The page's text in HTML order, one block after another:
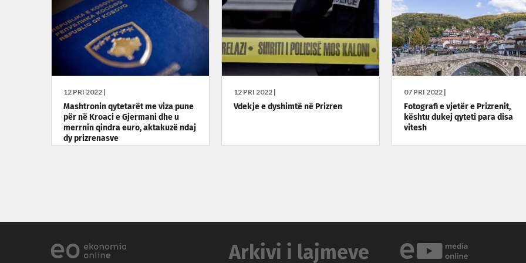
12 PRI 2022 |
Mashtronin qytetarët me viza pune
për në Kroaci e Gjermani dhe u
merrnin qindra euro, aktakuzë ndaj
dy prizrenasve
12 PRI 2022 |
Vdekje e dyshimtë në Prizren
07 PRI 2022 |
Fotografi e vjetër e Prizrenit,
kështu dukej qyteti para disa
vitesh
Arkivi i lajmeve